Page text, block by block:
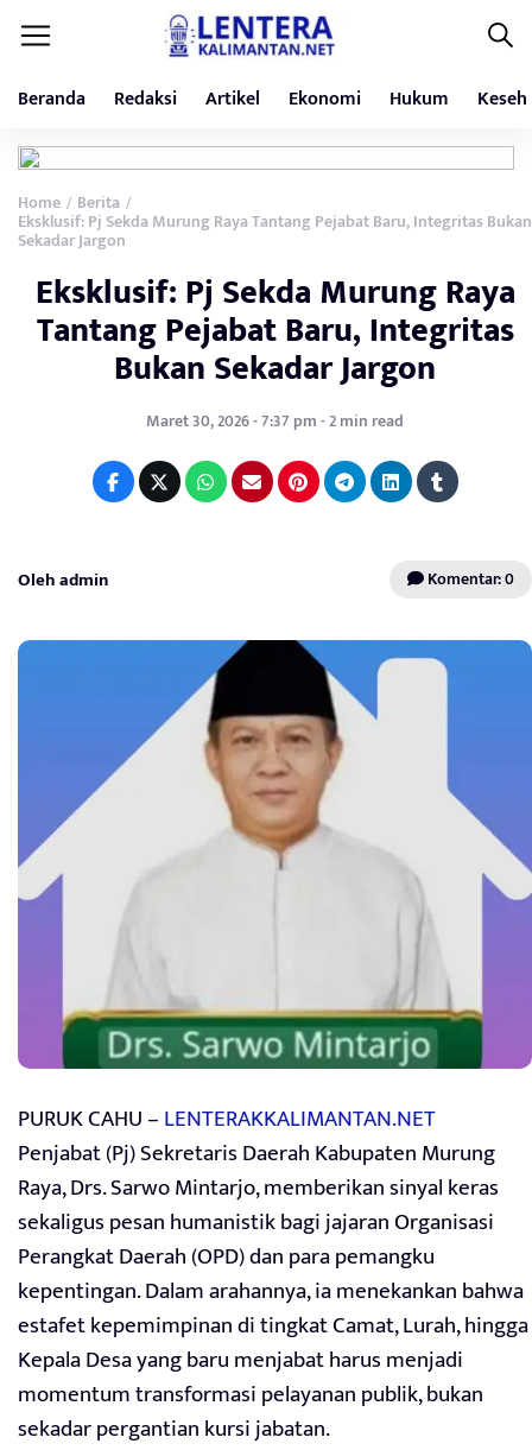
Beranda Redaksi Artikel Ekonomi Hukum
Home / Berita /
Eksklusif: Pj Sekda Murung Raya Tantang Pejabat Baru, Integritas Bukan
Sekadar Jargon
Eksklusif: Pj Sekda Murung Raya
Tantang Pejabat Baru, Integritas
Bukan Sekadar Jargon
Maret 30, 2026 - 7:37 pm - 2 min read
Oleh admin Komentar: 0
PURUK CAHU –LENTERAKKALIMANTAN.NET
Penjabat (Pj) Sekretaris Daerah Kabupaten Murung
Raya, Drs. Sarwo Mintarjo, memberikan sinyal keras
sekaligus pesan humanistik bagi jajaran Organisasi
Perangkat Daerah (OPD) dan para pemangku
kepentingan. Dalam arahannya, ia menekankan bahwa
estafet kepemimpinan di tingkat Camat, Lurah, hingga
Kepala Desa yang baru menjabat harus menjadi
momentum transformasi pelayanan publik, bukan
sekadar pergantian kursi jabatan.